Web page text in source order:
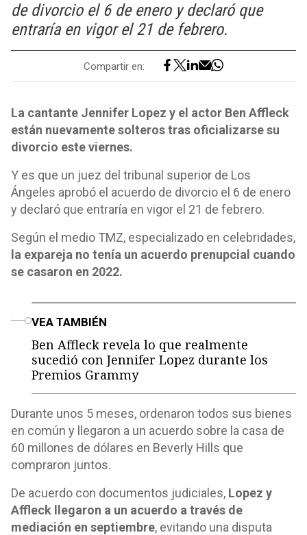
de divorcio el 6 de enero y declaró que
entraría en vigor el 21 de febrero.
Compartir en:
La cantante Jennifer Lopez y el actor Ben Affleck
están nuevamente solteros tras oficializarse su
divorcio este viernes.
Y es que un juez del tribunal superior de Los
Ángeles aprobó el acuerdo de divorcio el 6 de enero
y declaró que entraría en vigor el 21 de febrero.
Según el medio TMZ, especializado en celebridades,
la expareja no tenía un acuerdo prenupcial cuando
se casaron en 2022.
VEA TAMBIÉN
Ben Affleck revela lo que realmente
sucedió con Jennifer Lopez durante los
Premios Grammy
Durante unos 5 meses, ordenaron todos sus bienes
en común y llegaron a un acuerdo sobre la casa de
60 millones de dólares en Beverly Hills que
compraron juntos.
De acuerdo con documentos judiciales, Lopez y
Affleck llegaron a un acuerdo a través de
mediación en septiembre, evitando una disputa